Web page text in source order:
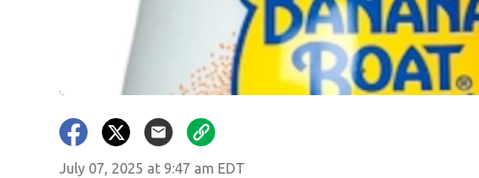
July 07, 2025 at 9:47 am EDT